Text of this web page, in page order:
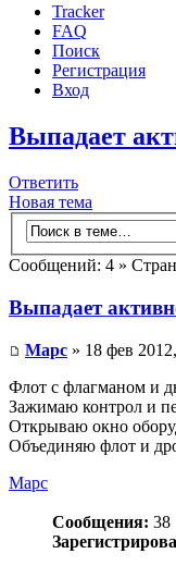
Tracker
FAQ
Поиск
Регистрация
Вход
Выпадает
Ответить
Новая тема
Сообщений: 4 »
Выпадает
Mapc » 18 фев
Флот с флагманом и
Зажимаю контрол и
Открываю окно
Объединяю флот и
Mapc
Сообщения: 38